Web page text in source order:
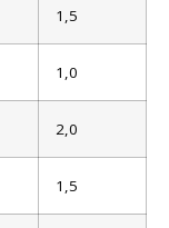
1,5
1,0
2,0
1,5